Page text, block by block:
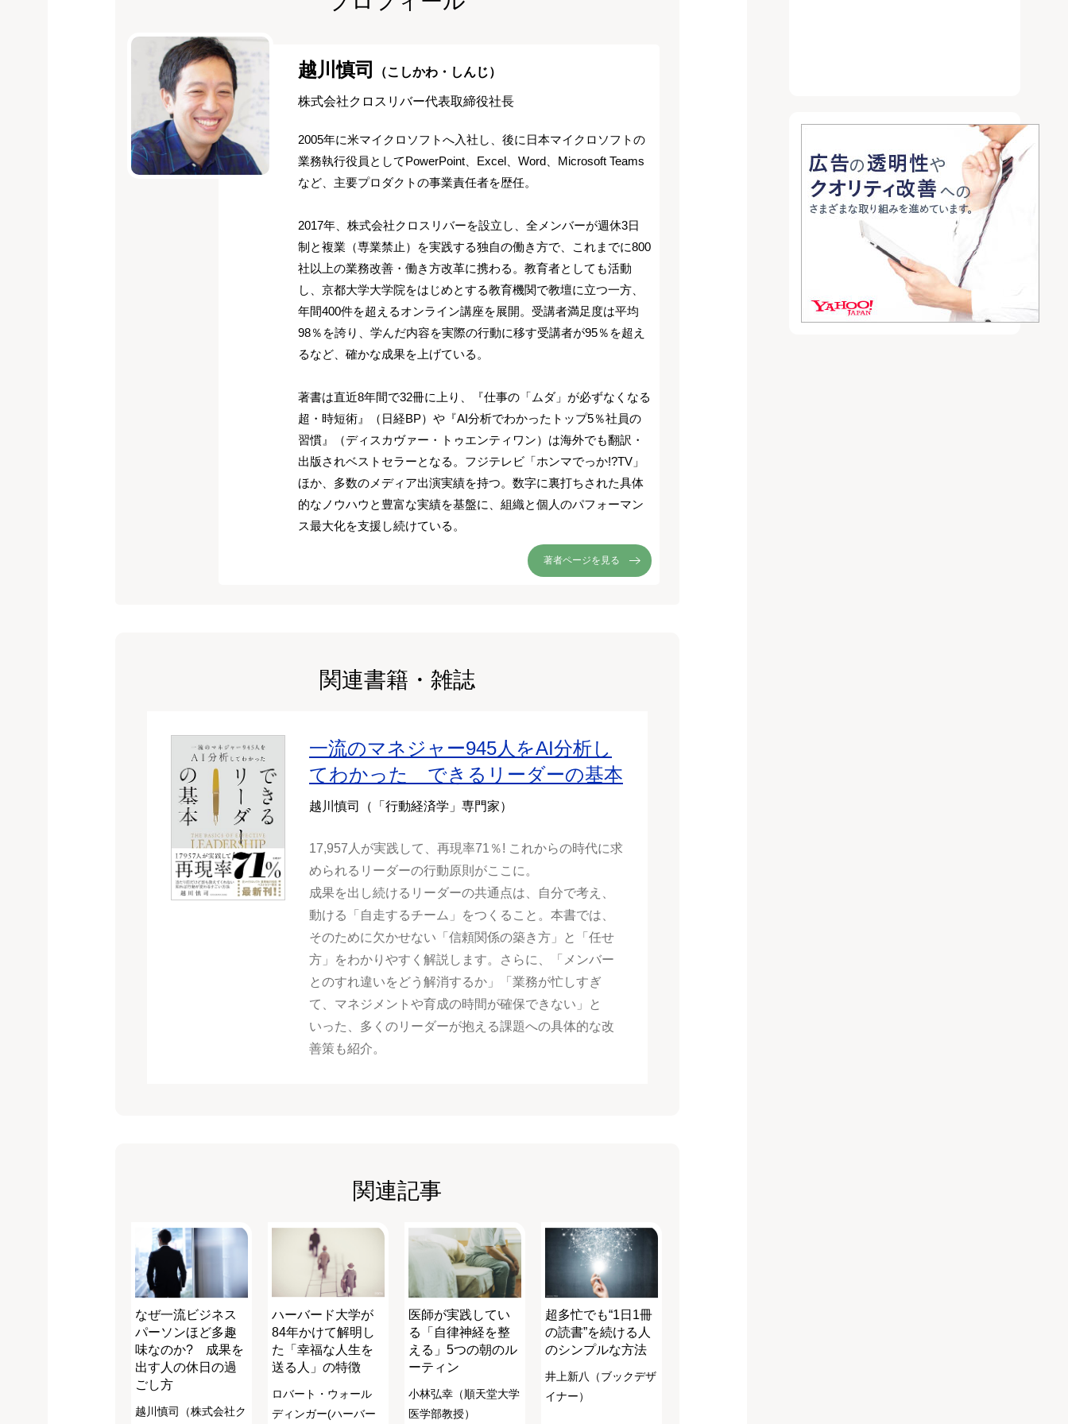
越川慎司 （こしかわ・しんじ）
株式会社クロスリバー代表取締役社長
2005年に米マイクロソフトへ入社し、後に日本マイクロソフトの
業務執行役員としてPowerPoint、Excel、Word、Microsoft Teams
など、主要プロダクトの事業責任者を歴任。
2017年、株式会社クロスリバーを設立し、全メンバーが週休3日
制と複業（専業禁止）を実践する独自の働き方で、これまでに800
社以上の業務改善・働き方改革に携わる。教育者としても活動
し、京都大学大学院をはじめとする教育機関で教壇に立つ一方、
年間400件を超えるオンライン講座を展開。受講者満足度は平均
98％を誇り、学んだ内容を実際の行動に移す受講者が95％を超え
るなど、確かな成果を上げている。
著書は直近8年間で32冊に上り、『仕事の「ムダ」が必ずなくなる
超・時短術』（日経BP）や『AI分析でわかったトップ5％社員の
習慣』（ディスカヴァー・トゥエンティワン）は海外でも翻訳・
出版されベストセラーとなる。フジテレビ「ホンマでっか!?TV」
ほか、多数のメディア出演実績を持つ。数字に裏打ちされた具体
的なノウハウと豊富な実績を基盤に、組織と個人のパフォーマン
ス最大化を支援し続けている。
著者ページを見る
関連書籍・雑誌
一流のマネジャー945人をAI分析し
てわかった できるリーダーの基本
越川慎司（「行動経済学」専門家）
17,957人が実践して、再現率71％! これからの時代に求
められるリーダーの行動原則がここに。
成果を出し続けるリーダーの共通点は、自分で考え、
動ける「自走するチーム」をつくること。本書では、
そのために欠かせない「信頼関係の築き方」と「任せ
方」をわかりやすく解説します。さらに、「メンバー
とのすれ違いをどう解消するか」「業務が忙しすぎ
て、マネジメントや育成の時間が確保できない」と
いった、多くのリーダーが抱える課題への具体的な改
善策も紹介。
関連記事
なぜ一流ビジネス
パーソンほど多趣
味なのか? 成果を
出す人の休日の過
ごし方
越川慎司（株式会社ク
ハーバード大学が
84年かけて解明し
た「幸福な人生を
送る人」の特徴
ロバート・ウォール
ディンガー(ハーバー
医師が実践してい
る「自律神経を整
える」5つの朝のル
ーティン
小林弘幸（順天堂大学
医学部教授）
超多忙でも“1日1冊
の読書”を続ける人
のシンプルな方法
井上新八（ブックデザ
イナー）